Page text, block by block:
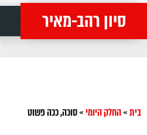
סיון רהב-מאיר
בית»החלק היומי»סוכה, ככה פשוט